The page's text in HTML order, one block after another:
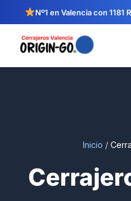
Nº1 en Valencia con 1181
Inicio /